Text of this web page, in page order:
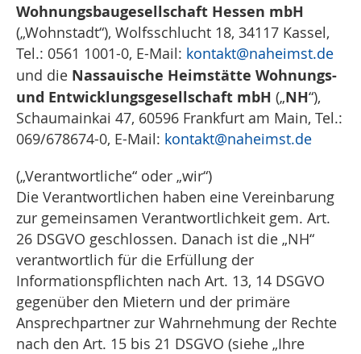
Wohnungsbaugesellschaft Hessen mbH
(„Wohnstadt“), Wolfsschlucht 18, 34117 Kassel,
Tel.: 0561 1001-0, E-Mail: kontakt@naheimst.de
und die Nassauische Heimstätte Wohnungs-
und Entwicklungsgesellschaft mbH („NH“),
Schaumainkai 47, 60596 Frankfurt am Main, Tel.:
069/678674-0, E-Mail: kontakt@naheimst.de
(„Verantwortliche“ oder „wir“)
Die Verantwortlichen haben eine Vereinbarung
zur gemeinsamen Verantwortlichkeit gem. Art.
26 DSGVO geschlossen. Danach ist die „NH“
verantwortlich für die Erfüllung der
Informationspflichten nach Art. 13, 14 DSGVO
gegenüber den Mietern und der primäre
Ansprechpartner zur Wahrnehmung der Rechte
nach den Art. 15 bis 21 DSGVO (siehe „Ihre